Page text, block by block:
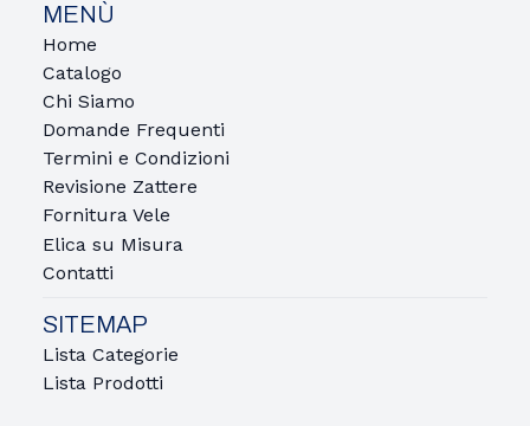
MENÙ
Home
Catalogo
Chi Siamo
Domande Frequenti
Termini e Condizioni
Revisione Zattere
Fornitura Vele
Elica su Misura
Contatti
SITEMAP
Lista Categorie
Lista Prodotti